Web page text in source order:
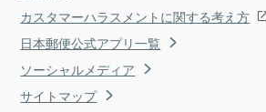
カスタマーハラスメントに関する考え方
日本郵便公式アプリ一覧
ソーシャルメディア
サイトマップ